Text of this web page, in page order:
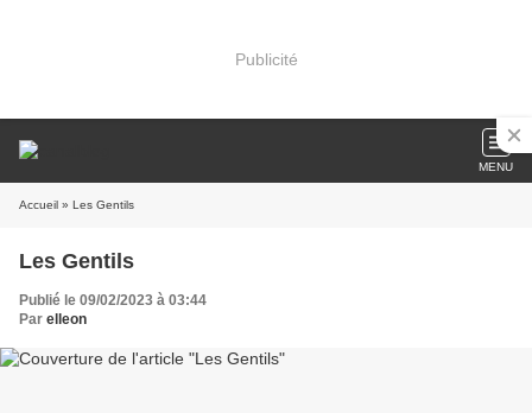
Publicité
MENU
Accueil » Les Gentils
Les Gentils
Publié le 09/02/2023 à 03:44
Par elleon